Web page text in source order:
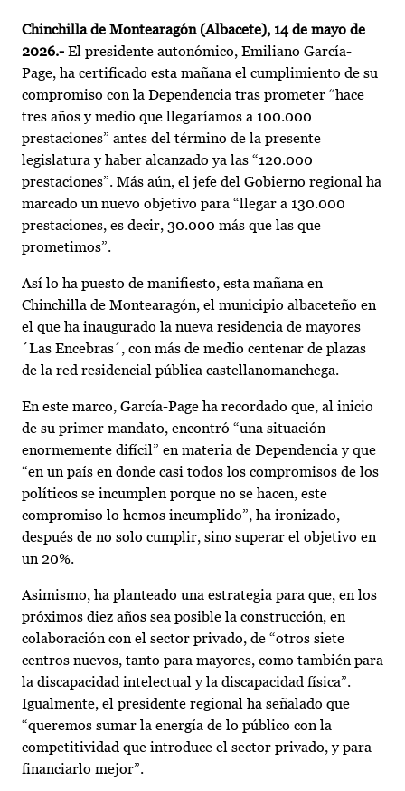
Chinchilla de Montearagón (Albacete), 14 de mayo de
2026.- El presidente autonómico, Emiliano García-
Page, ha certificado esta mañana el cumplimiento de su
compromiso con la Dependencia tras prometer “hace
tres años y medio que llegaríamos a 100.000
prestaciones” antes del término de la presente
legislatura y haber alcanzado ya las “120.000
prestaciones”. Más aún, el jefe del Gobierno regional ha
marcado un nuevo objetivo para “llegar a 130.000
prestaciones, es decir, 30.000 más que las que
prometimos”.
Así lo ha puesto de manifiesto, esta mañana en
Chinchilla de Montearagón, el municipio albaceteño en
el que ha inaugurado la nueva residencia de mayores
´Las Encebras´, con más de medio centenar de plazas
de la red residencial pública castellanomanchega.
En este marco, García-Page ha recordado que, al inicio
de su primer mandato, encontró “una situación
enormemente difícil” en materia de Dependencia y que
“en un país en donde casi todos los compromisos de los
políticos se incumplen porque no se hacen, este
compromiso lo hemos incumplido”, ha ironizado,
después de no solo cumplir, sino superar el objetivo en
un 20%.
Asimismo, ha planteado una estrategia para que, en los
próximos diez años sea posible la construcción, en
colaboración con el sector privado, de “otros siete
centros nuevos, tanto para mayores, como también para
la discapacidad intelectual y la discapacidad física”.
Igualmente, el presidente regional ha señalado que
“queremos sumar la energía de lo público con la
competitividad que introduce el sector privado, y para
financiarlo mejor”.